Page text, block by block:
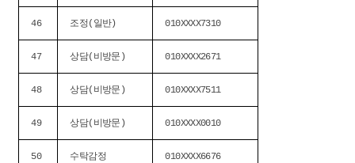
46 조정(일반) 010XXXX7310
47 상담(비방문) 010XXXX2671
48 상담(비방문) 010XXXX7511
49 상담(비방문) 010XXXX0010
50 수탁감정 010XXXX6676